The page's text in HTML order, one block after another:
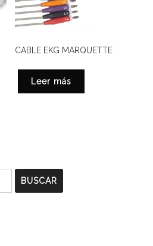
CABLE EKG MARQUETTE
Leer más
BUSCAR